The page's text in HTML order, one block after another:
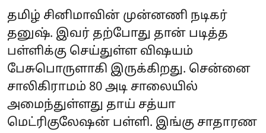
தமிழ் சினிமாவின் முன்னணி நடிகர்
தனுஷ். இவர் தற்போது தான் படித்த
பள்ளிக்கு செய்துள்ள விஷயம்
பேசுபொருளாகி இருக்கிறது. சென்னை
சாலிகிராமம் 80 அடி சாலையில்
அமைந்துள்ளது தாய் சத்யா
மெட்ரிகுலேஷன் பள்ளி. இங்கு சாதாரண